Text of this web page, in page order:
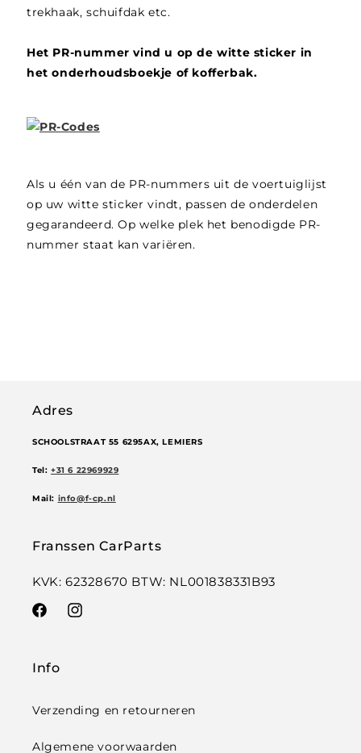
trekhaak, schuifdak etc.
Het PR-nummer vind u op de witte sticker in
het onderhoudsboekje of kofferbak.
Als u één van de PR-nummers uit de voertuiglijst
op uw witte sticker vindt, passen de onderdelen
gegarandeerd. Op welke plek het benodigde PR-
nummer staat kan variëren.
Adres
SCHOOLSTRAAT 55 6295AX, LEMIERS
Tel: +31 6 22969929
Mail: info@f-cp.nl
Franssen CarParts
KVK: 62328670 BTW: NL001838331B93
FacebookInstagram
Info
Verzending en retourneren
Algemene voorwaarden